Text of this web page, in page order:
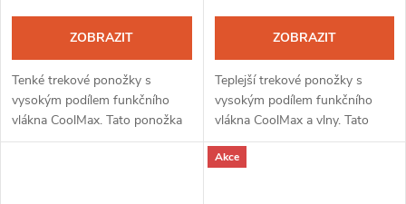
ZOBRAZIT
Tenké trekové ponožky s
vysokým podílem funkčního
vlákna CoolMax. Tato ponožka
je díky unikátnímu složení a
ZOBRAZIT
Teplejší trekové ponožky s
vysokým podílem funkčního
vlákna CoolMax a vlny. Tato
ponožka je díky unikátnímu
složení a kombinaci materiálů
Akce